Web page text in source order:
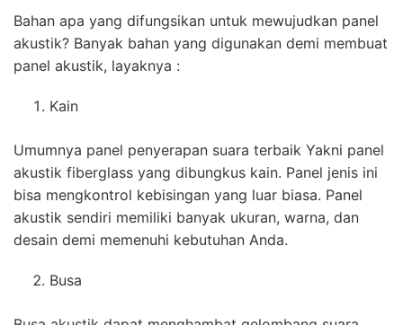
Bahan apa yang difungsikan untuk mewujudkan panel
akustik? Banyak bahan yang digunakan demi membuat
panel akustik, layaknya :
Kain
Umumnya panel penyerapan suara terbaik Yakni panel
akustik fiberglass yang dibungkus kain. Panel jenis ini
bisa mengkontrol kebisingan yang luar biasa. Panel
akustik sendiri memiliki banyak ukuran, warna, dan
desain demi memenuhi kebutuhan Anda.
Busa